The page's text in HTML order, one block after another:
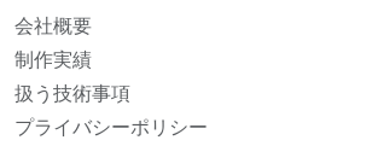
会社概要
制作実績
扱う技術事項
プライバシーポリシー